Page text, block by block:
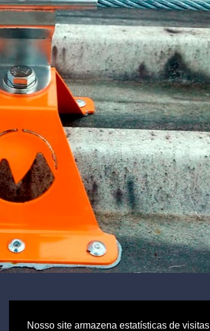
Onde estamos
Nosso site armazena estatísticas de visitas